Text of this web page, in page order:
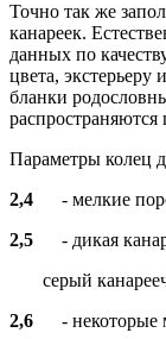
Точно так же
канареек.
данных по
цвета, экстерьеру
бланки
распространяются
Параметры колец
2,4 - мелкие
2,5 - дикая
серый
2,6 - некоторые